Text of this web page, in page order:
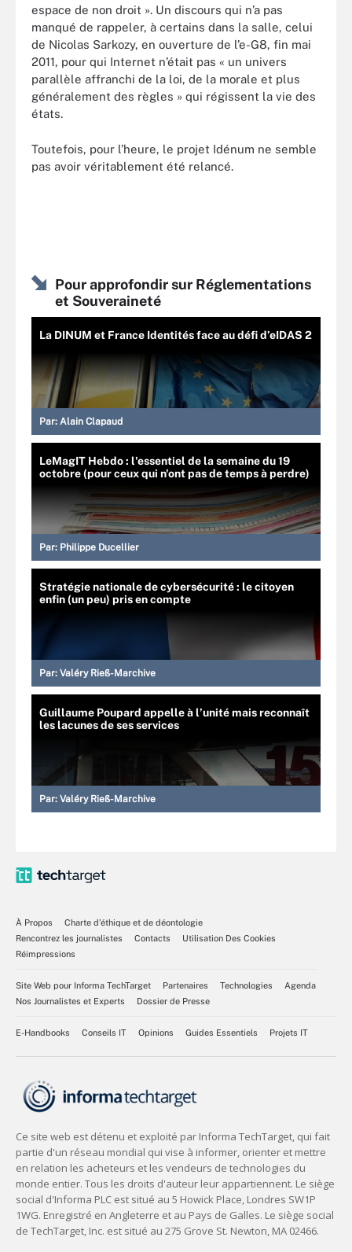
espace de non droit ». Un discours qui n’a pas
manqué de rappeler, à certains dans la salle, celui
de Nicolas Sarkozy, en ouverture de l’e-G8, fin mai
2011, pour qui Internet n’était pas « un univers
parallèle affranchi de la loi, de la morale et plus
généralement des règles » qui régissent la vie des
états.
Toutefois, pour l’heure, le projet Idénum ne semble
pas avoir véritablement été relancé.
Pour approfondir sur Réglementations
et Souveraineté
La DINUM et France Identités face au défi d’eIDAS 2
Par: Alain Clapaud
LeMagIT Hebdo : l'essentiel de la semaine du 19
octobre (pour ceux qui n'ont pas de temps à perdre)
Par: Philippe Ducellier
Stratégie nationale de cybersécurité : le citoyen
enfin (un peu) pris en compte
Par: Valéry Rieß-Marchive
Guillaume Poupard appelle à l’unité mais reconnaît
les lacunes de ses services
Par: Valéry Rieß-Marchive
À Propos
Charte d’éthique et de déontologie
Rencontrez les journalistes
Contacts
Utilisation Des Cookies
Réimpressions
Site Web pour Informa TechTarget Partenaires Technologies
Agenda
Nos Journalistes et Experts
Dossier de Presse
E-Handbooks Conseils IT Opinions Guides Essentiels Projets IT